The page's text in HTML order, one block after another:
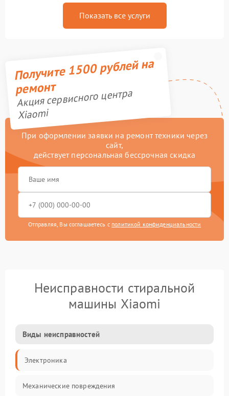
Показать все услуги
Получите 1500 рублей на
ремонт
Акция сервисного центра
Xiaomi
При оформлении заявки на ремонт техники через
сайт,
действует персональная бессрочная скидка
Отправляя, Вы соглашаетесь с политикой конфиденциальности
Неисправности стиральной
машины Xiaomi
Виды неисправностей
Электроника
Механические повреждения